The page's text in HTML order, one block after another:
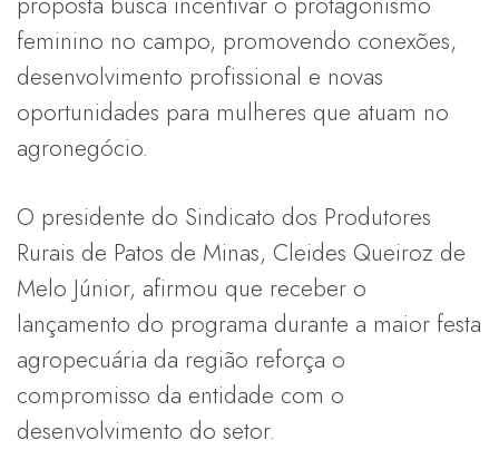
feminino no campo, promovendo conexões,
desenvolvimento profissional e novas
oportunidades para mulheres que atuam no
agronegócio.
O presidente do Sindicato dos Produtores
Rurais de Patos de Minas, Cleides Queiroz de
Melo Júnior, afirmou que receber o
lançamento do programa durante a maior festa
agropecuária da região reforça o
compromisso da entidade com o
desenvolvimento do setor.